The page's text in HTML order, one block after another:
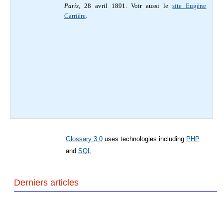
Paris , 28 avril 1891. Voir aussi lesite Eugène
Carrière
Glossary 3.0 uses technologies including PHP
and SQL
Derniers articles